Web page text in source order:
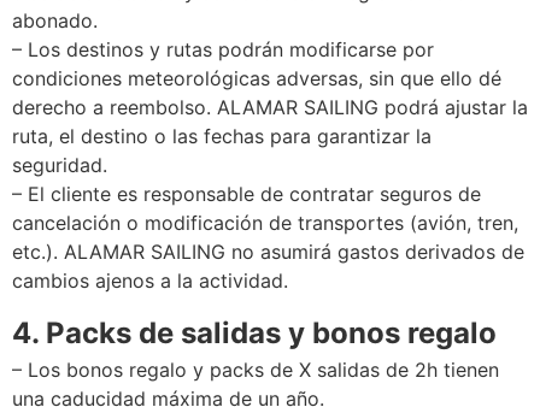
abonado.
– Los destinos y rutas podrán modificarse por
condiciones meteorológicas adversas, sin que ello dé
derecho a reembolso. ALAMAR SAILING podrá ajustar la
ruta, el destino o las fechas para garantizar la
seguridad.
– El cliente es responsable de contratar seguros de
cancelación o modificación de transportes (avión, tren,
etc.). ALAMAR SAILING no asumirá gastos derivados de
cambios ajenos a la actividad.
4. Packs de salidas y bonos regalo
– Los bonos regalo y packs de X salidas de 2h tienen
una caducidad máxima de un año.